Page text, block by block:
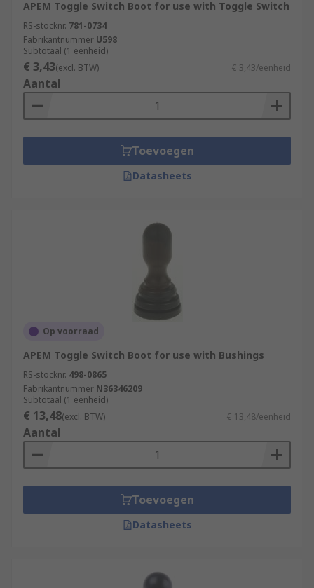
APEM Toggle Switch Boot for use with Toggle Switch
RS-stocknr. 781-0734
Fabrikantnummer U598
Subtotaal (1 eenheid)
€ 3,43(excl. BTW) € 3,43/eenheid
Aantal
Toevoegen
Datasheets
Op voorraad
APEM Toggle Switch Boot for use with Bushings
RS-stocknr. 498-0865
Fabrikantnummer N36346209
Subtotaal (1 eenheid)
€ 13,48(excl. BTW) € 13,48/eenheid
Aantal
Toevoegen
Datasheets